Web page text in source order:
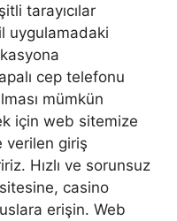
tarayıcılar
uygulamadaki
cep telefonu
mümkün
için web sitemize
verilen giriş
Hızlı ve sorunsuz
casino
erişin. Web